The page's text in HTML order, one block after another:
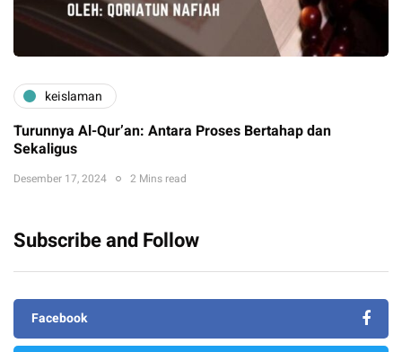
keislaman
Turunnya Al-Qur’an: Antara Proses Bertahap dan
Sekaligus
Desember 17, 2024 2 Mins read
Subscribe and Follow
Facebook